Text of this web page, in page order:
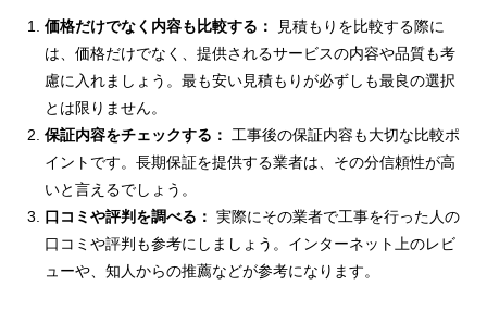
価格だけでなく内容も比較する：
見積もりを比較する際に
は、価格だけでなく、提供されるサービスの内容や品質も考
慮に入れましょう。最も安い見積もりが必ずしも最良の選択
とは限りません。
保証内容をチェックする： 工事後の保証内容も大切な比較ポ
イントです。長期保証を提供する業者は、その分信頼性が高
いと言えるでしょう。
口コミや評判を調べる： 実際にその業者で工事を行った人の
口コミや評判も参考にしましょう。インターネット上のレビ
ューや、知人からの推薦などが参考になります。